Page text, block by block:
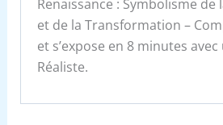
Renaissance : Symbolisme de
et de la Transformation –
et s’expose en 8 minutes
Réaliste.